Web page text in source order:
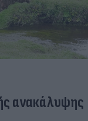
ανακάλυψης